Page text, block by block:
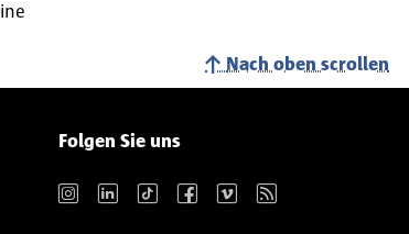
Nach oben scrollen
Folgen Sie uns
Instagram LinkedIn TikTok Facebook Vimeo RSS